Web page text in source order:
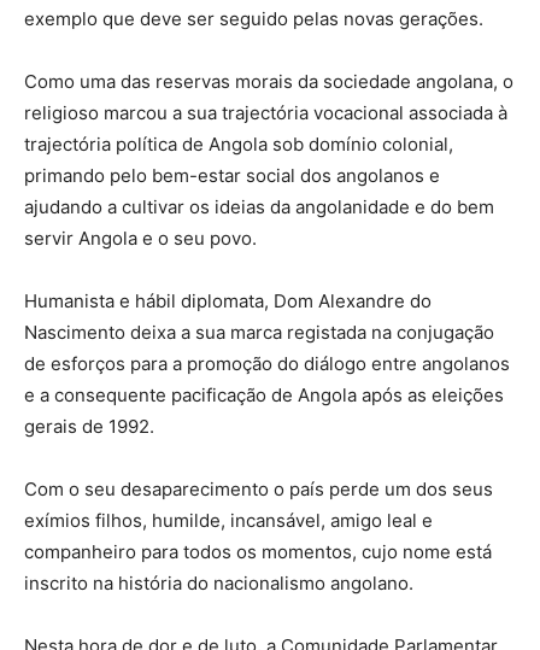
exemplo que deve ser seguido pelas novas gerações.
Como uma das reservas morais da sociedade angolana, o
religioso marcou a sua trajectória vocacional associada à
trajectória política de Angola sob domínio colonial,
primando pelo bem-estar social dos angolanos e
ajudando a cultivar os ideias da angolanidade e do bem
servir Angola e o seu povo.
Humanista e hábil diplomata, Dom Alexandre do
Nascimento deixa a sua marca registada na conjugação
de esforços para a promoção do diálogo entre angolanos
e a consequente pacificação de Angola após as eleições
gerais de 1992.
Com o seu desaparecimento o país perde um dos seus
exímios filhos, humilde, incansável, amigo leal e
companheiro para todos os momentos, cujo nome está
inscrito na história do nacionalismo angolano.